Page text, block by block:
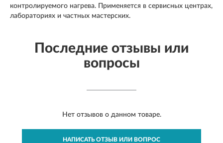
контролируемого нагрева. Применяется в сервисных центрах,
лабораториях и частных мастерских.
Последние отзывы или
вопросы
Нет отзывов о данном товаре.
НАПИСАТЬ ОТЗЫВ ИЛИ ВОПРОС